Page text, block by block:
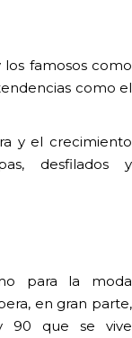
famosos como
como el
y el crecimiento
desfilados y
para la moda
en gran parte,
90 que se vive